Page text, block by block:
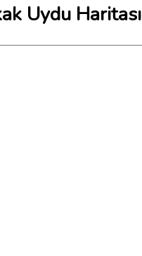
Uydu Haritası